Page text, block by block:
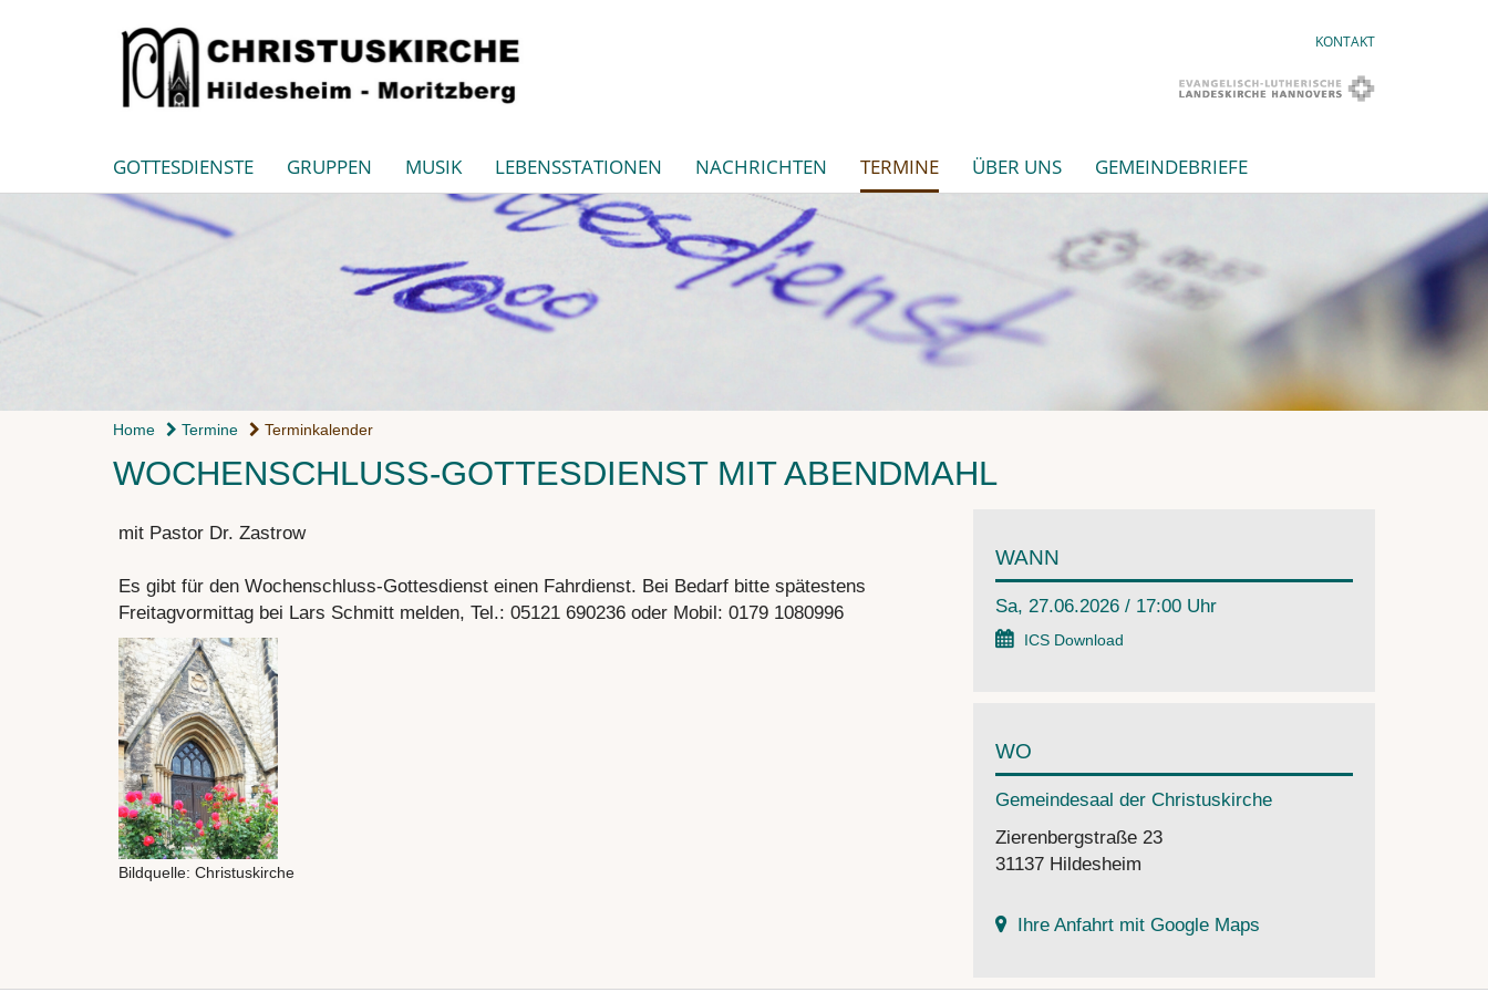
KONTAKT
GOTTESDIENSTE GRUPPEN MUSIK LEBENSSTATIONEN NACHRICHTEN TERMINE ÜBER UNS GEMEINDEBRIEFE
Home Termine Terminkalender
WOCHENSCHLUSS-GOTTESDIENST MIT ABENDMAHL
mit Pastor Dr. Zastrow
Es gibt für den Wochenschluss-Gottesdienst einen Fahrdienst. Bei Bedarf bitte spätestens
Freitagvormittag bei Lars Schmitt melden, Tel.: 05121 690236 oder Mobil: 0179 1080996
Bildquelle: Christuskirche
WANN
Sa, 27.06.2026 / 17:00 Uhr
ICS Download
WO
Gemeindesaal der Christuskirche
Zierenbergstraße 23
31137 Hildesheim
Ihre Anfahrt mit Google Maps